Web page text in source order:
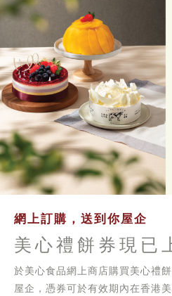
網上訂購，送到你屋企
美心禮餅券現已
於美心食品網上商店購買美心禮
屋企，憑券可於有效期內在香港